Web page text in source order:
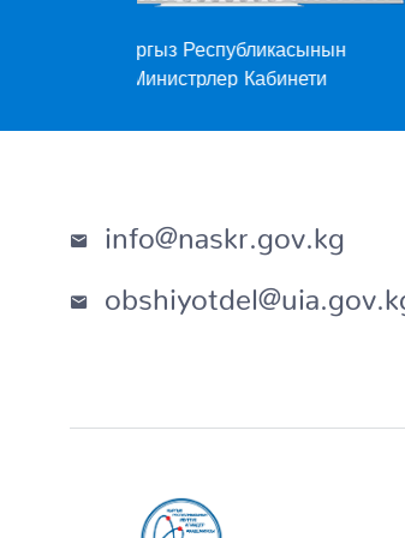
Кыргыз
ПРЕЗИДЕНТИНИН
info@naskr.gov.kg